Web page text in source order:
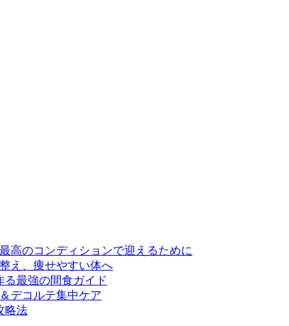
高のコンディションで迎えるために
え、痩せやすい体へ
る最強の間食ガイド
デコルテ集中ケア
略法